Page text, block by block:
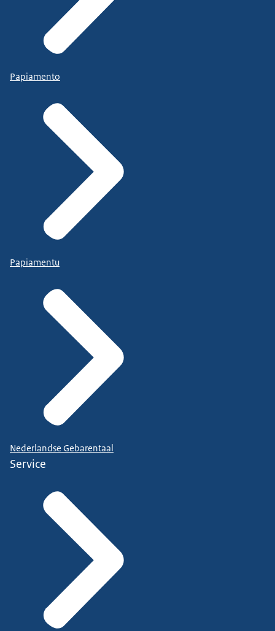
Papiamento
Papiamentu
Nederlandse Gebarentaal
Service